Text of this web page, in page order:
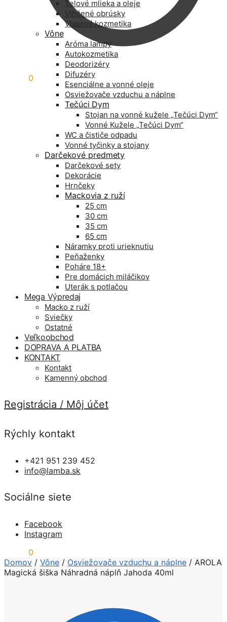
0
Telové mlieka a oleje
Vlhčené obrúsky
Vlasová kozmetika
Vône
Aróma lampy
Autokozmetika
Deodorizéry
Difuzéry
Esenciálne a vonné oleje
Osviežovače vzduchu a náplne
Tečúci Dym
Stojan na vonné kužele „Tečúci Dym“
Vonné Kužele „Tečúci Dym“
WC a čističe odpadu
Vonné tyčinky a stojany
Darčekové predmety
Darčekové sety
Dekorácie
Hrnčeky
Mackovia z ruží
25 cm
30 cm
35 cm
65 cm
Náramky proti urieknutiu
Peňaženky
Poháre 18+
Pre domácich miláčikov
Uterák s potlačou
Mega Výpredaj
Macko z ruží
Sviečky
Ostatné
Veľkoobchod
DOPRAVA A PLATBA
KONTAKT
Kontakt
Kamenný obchod
Registrácia / Môj účet
Rýchly kontakt
+421 951 239 452
info@lamba.sk
Sociálne siete
Facebook
Instagram
0
Domov / Vône / Osviežovače vzduchu a náplne / AROLA
Magická šiška Náhradná náplň Jahoda 40ml